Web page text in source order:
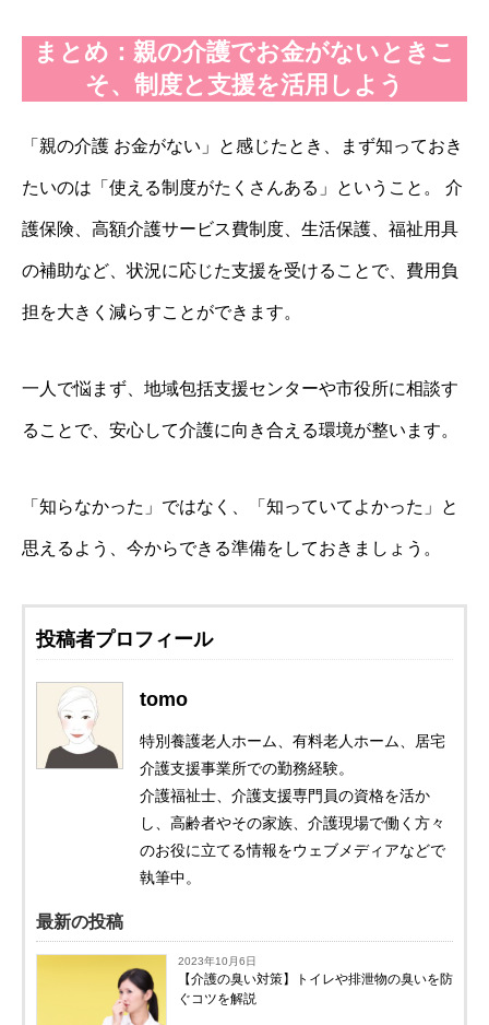
まとめ：親の介護でお金がないときこ
そ、制度と支援を活用しよう
「親の介護 お金がない」と感じたとき、まず知っておき
たいのは「使える制度がたくさんある」ということ。 介
護保険、高額介護サービス費制度、生活保護、福祉用具
の補助など、状況に応じた支援を受けることで、費用負
担を大きく減らすことができます。
一人で悩まず、地域包括支援センターや市役所に相談す
ることで、安心して介護に向き合える環境が整います。
「知らなかった」ではなく、「知っていてよかった」と
思えるよう、今からできる準備をしておきましょう。
投稿者プロフィール
tomo
特別養護老人ホーム、有料老人ホーム、居宅
介護支援事業所での勤務経験。
介護福祉士、介護支援専門員の資格を活か
し、高齢者やその家族、介護現場で働く方々
のお役に立てる情報をウェブメディアなどで
執筆中。
最新の投稿
2023年10月6日
【介護の臭い対策】トイレや排泄物の臭いを防
ぐコツを解説